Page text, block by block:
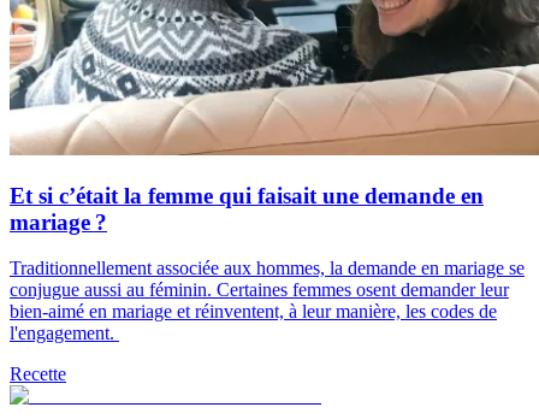
Et si c’était la femme qui faisait une demande en
mariage ?
Traditionnellement associée aux hommes, la demande en mariage se
conjugue aussi au féminin. Certaines femmes osent demander leur
bien-aimé en mariage et réinventent, à leur manière, les codes de
l'engagement.
Recette